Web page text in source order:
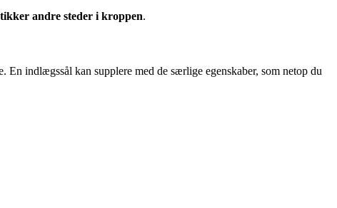
andre steder i kroppen.
indlægssål kan supplere med de særlige egenskaber, som netop du